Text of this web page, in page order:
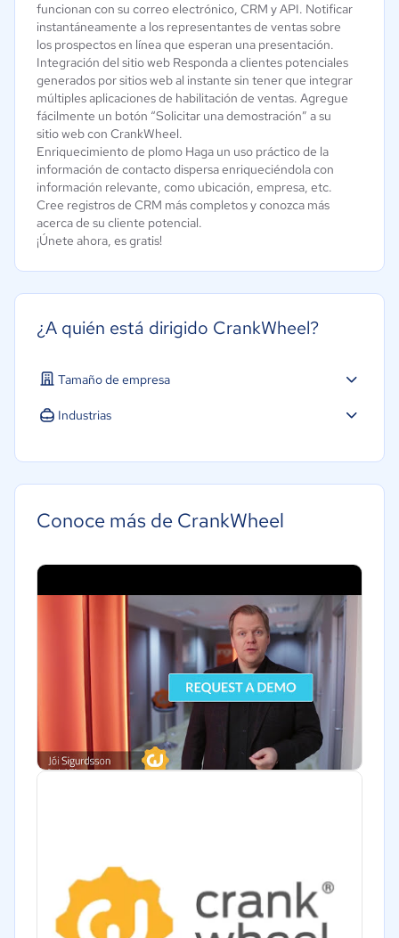
funcionan con su correo electrónico, CRM y API. Notificar
instantáneamente a los representantes de ventas sobre
los prospectos en línea que esperan una presentación.
Integración del sitio web Responda a clientes potenciales
generados por sitios web al instante sin tener que integrar
múltiples aplicaciones de habilitación de ventas. Agregue
fácilmente un botón “Solicitar una demostración” a su
sitio web con CrankWheel.
Enriquecimiento de plomo Haga un uso práctico de la
información de contacto dispersa enriqueciéndola con
información relevante, como ubicación, empresa, etc.
Cree registros de CRM más completos y conozca más
acerca de su cliente potencial.
¡Únete ahora, es gratis!
¿A quién está dirigido CrankWheel?
Tamaño de empresa
Industrias
Conoce más de CrankWheel